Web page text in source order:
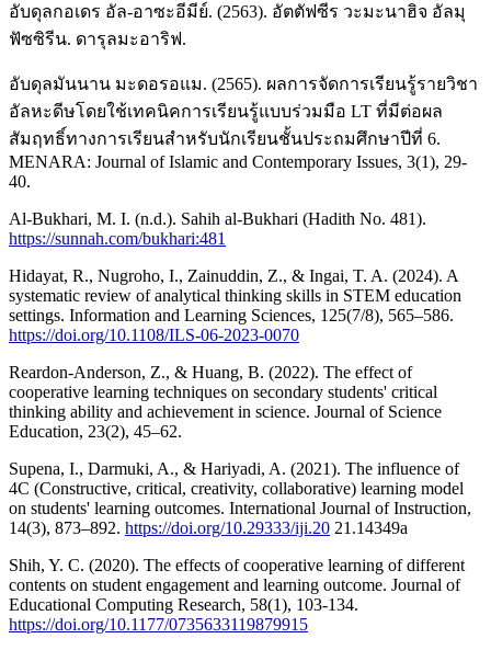
อับดุลกอเดร อัล-อาซะอีมีย์. (2563). อัตตัฟซีร วะมะนาฮิจ อัลมุ
ฟัซซิรีน. ดารุลมะอาริฟ.
อับดุลมันนาน มะดอรอแม. (2565). ผลการจัดการเรียนรู้รายวิชา
อัลหะดีษโดยใช้เทคนิคการเรียนรู้แบบร่วมมือ LT ที่มีต่อผล
สัมฤทธิ์ทางการเรียนสำหรับนักเรียนชั้นประถมศึกษาปีที่ 6.
MENARA: Journal of Islamic and Contemporary Issues, 3(1), 29-
40.
Al-Bukhari, M. I. (n.d.). Sahih al-Bukhari (Hadith No. 481).
https://sunnah.com/bukhari:481
Hidayat, R., Nugroho, I., Zainuddin, Z., & Ingai, T. A. (2024). A
systematic review of analytical thinking skills in STEM education
settings. Information and Learning Sciences, 125(7/8), 565–586.
https://doi.org/10.1108/ILS-06-2023-0070
Reardon-Anderson, Z., & Huang, B. (2022). The effect of
cooperative learning techniques on secondary students' critical
thinking ability and achievement in science. Journal of Science
Education, 23(2), 45–62.
Supena, I., Darmuki, A., & Hariyadi, A. (2021). The influence of
4C (Constructive, critical, creativity, collaborative) learning model
on students' learning outcomes. International Journal of Instruction,
14(3), 873–892. https://doi.org/10.29333/iji.20 21.14349a
Shih, Y. C. (2020). The effects of cooperative learning of different
contents on student engagement and learning outcome. Journal of
Educational Computing Research, 58(1), 103-134.
https://doi.org/10.1177/0735633119879915